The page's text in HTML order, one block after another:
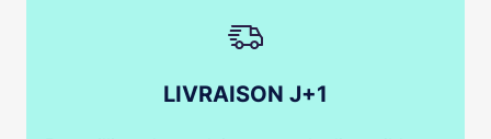
LIVRAISON J+1